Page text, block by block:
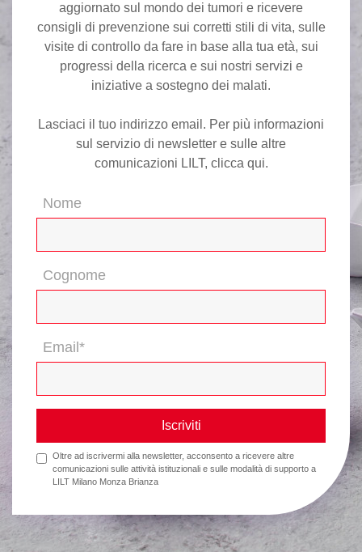
aggiornato sul mondo dei tumori e ricevere
consigli di prevenzione sui corretti stili di vita, sulle
visite di controllo da fare in base alla tua età, sui
progressi della ricerca e sui nostri servizi e
iniziative a sostegno dei malati.
Lasciaci il tuo indirizzo email. Per più informazioni
sul servizio di newsletter e sulle altre
comunicazioni LILT, clicca qui.
Nome
Cognome
Email*
Iscriviti
Oltre ad iscrivermi alla newsletter, acconsento a ricevere altre
comunicazioni sulle attività istituzionali e sulle modalità di supporto a
LILT Milano Monza Brianza